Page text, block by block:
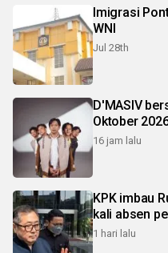
Imigrasi
WNI
Jul 28th
D'MASIV
Oktober
16 jam lalu
KPK imbau
kali absen
1 hari lalu